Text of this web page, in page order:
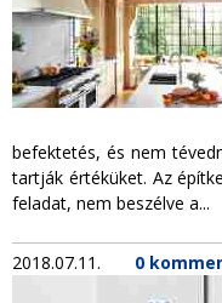
befektetés, és nem
tartják értéküket. Az
feladat, nem beszélve a...
2018.07.11. 0